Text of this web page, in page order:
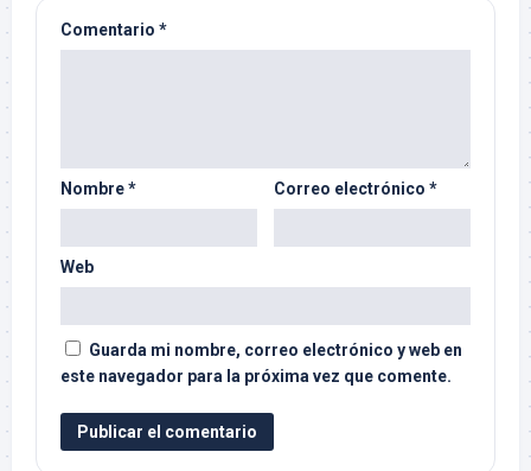
Comentario *
Nombre* Correo electrónico *
Web
Guarda mi nombre, correo electrónico y web en
este navegador para la próxima vez que comente.